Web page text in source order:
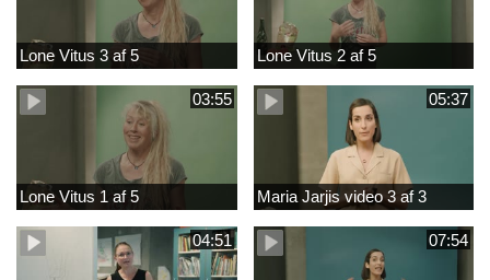
Lone Vitus 3 af 5 Lone Vitus 2 af 5
03:55
Lone Vitus 1 af 5
05:37
Maria Jarjis video 3 af 3
04:51 07:54